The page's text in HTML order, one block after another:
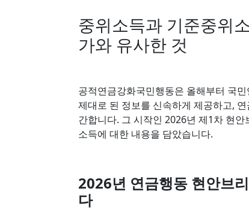
중위소득과 기준중위
가와 유사한 것
공적연금강화국민행동은 올해부터 국
제대로 된 정보를 신속하게 제공하고,
간합니다. 그 시작인 2026년 제1차 현
소득에 대한 내용을 담았습니다.
2026년 연금행동 현안브
다